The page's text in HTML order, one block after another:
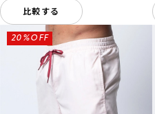
比較する
20%OFF